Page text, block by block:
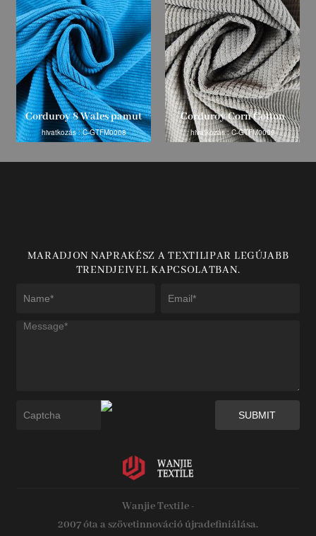
Corduroy 8 Wales pamut
hivatkozás : C-GTFM0008
Corduroy Corn Cotton
hivatkozás : C-GTFM0009
MARADJON NAPRAKÉSZ A TEXTILIPAR LEGÚJABB
TRENDJEIVEL KAPCSOLATBAN.
Wanjie Textile -
2007 óta a szövetinnováció újradefiniálása.